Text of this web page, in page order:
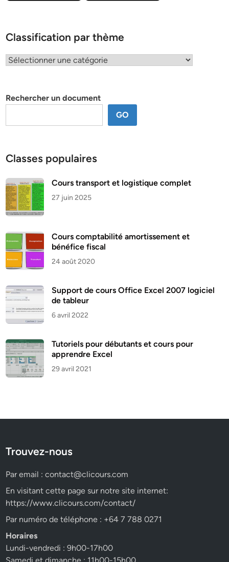
Classification par thème
Classification
Rechercher un document
GO
Classes populaires
Cours transport et logistique complet
27 juin 2025
Cours comptabilité amortissement et
bénéfice fiscal
24 août 2020
Support de cours Office Excel 2007 logiciel
de tableur
6 avril 2022
Tutoriels pour débutants et cours pour
apprendre Excel
29 avril 2021
Trouvez-nous
Par email :contact@clicours.com
En visitant cette page sur notre site internet:
https://www.clicours.com/contact/
Par numéro de téléphone : +64 7 788 0271
Horaires
Lundi-vendredi : 9h00-17h00